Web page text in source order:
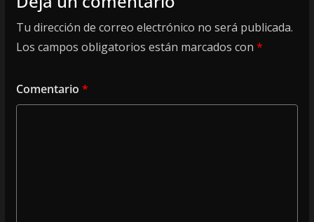
Tu dirección de correo electrónico no será publicada.
Los campos obligatorios están marcados con *
Comentario *